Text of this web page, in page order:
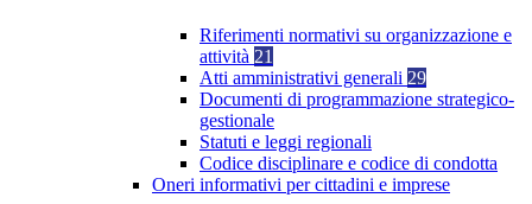
Riferimenti normativi su organizzazione e
attività 21
Atti amministrativi generali 29
Documenti di programmazione strategico-
gestionale
Statuti e leggi regionali
Codice disciplinare e codice di condotta
Oneri informativi per cittadini e imprese